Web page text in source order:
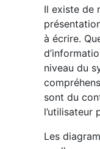
Il existe de
à écrire.
niveau du
sont du
l’utilisateur
Les